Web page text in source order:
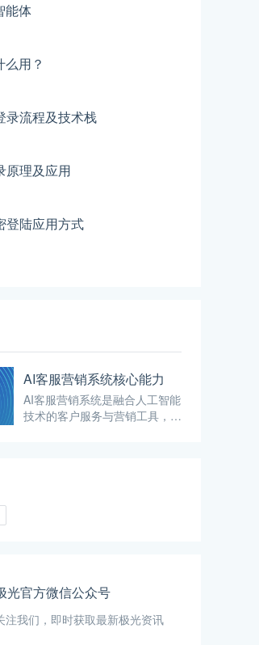
能体
用？
录流程及技术栈
原理及应用
登陆应用方式
AI客服营销系统核心能力
AI客服营销系统是融合人工智能
技术的客户服务与营销工具，利
光官方微信公众号
注我们，即时获取最新极光资讯